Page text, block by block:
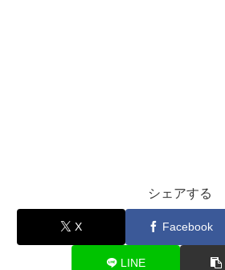
シェアする
X Facebook
LINE